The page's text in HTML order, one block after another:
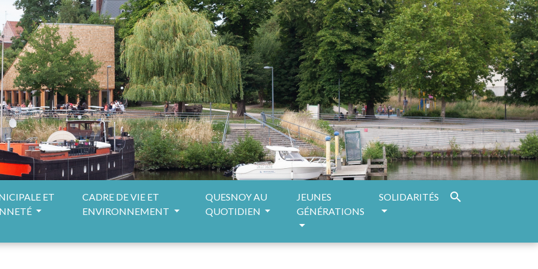
ET
CADRE DE VIE ET
ENVIRONNEMENT
QUESNOY AU
QUOTIDIEN
JEUNES
GÉNÉRATIONS
SOLIDARITÉS search